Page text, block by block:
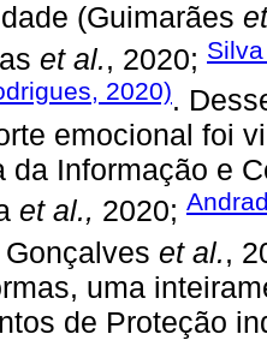
(Guimarães
et al., 2020;
2020).
emocional foi
da Informação e
et al., 2020;
Gonçalves et al.,
uma
de Proteção